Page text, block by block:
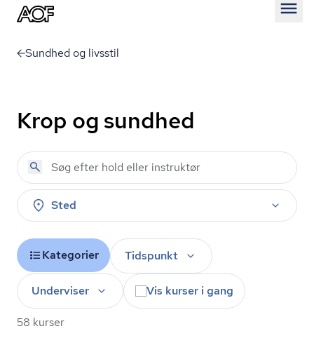
Sundhed og livsstil
Krop og sundhed
Sted
Kategorier Tidspunkt
Underviser Vis kurser i gang
58 kurser